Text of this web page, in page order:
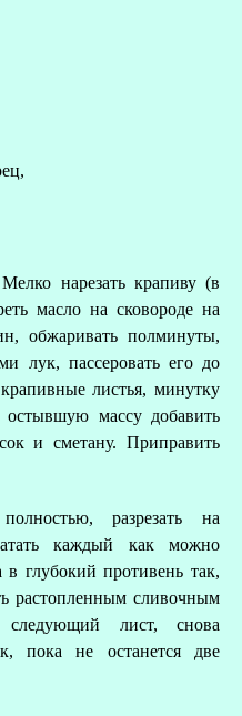
нарезать крапиву (в
масло на сковороде на
обжаривать полминуты,
лук, пассеровать его до
листья, минутку
массу добавить
и сметану. Приправить
разрезать на
каждый как можно
глубокий противень так,
растопленным сливочным
лист, снова
пока не останется две